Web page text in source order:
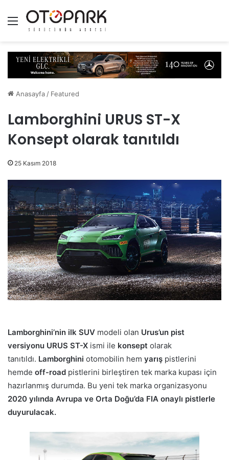
Menü
Anasayfa / Featured
Lamborghini URUS ST-X
Konsept olarak tanıtıldı
25 Kasım 2018
Lamborghini’nin ilk SUV modeli olan Urus’un pist
versiyonu URUS ST-X ismi ile konsept olarak
tanıtıldı. Lamborghini otomobilin hem yarış pistlerini
hemde off-road pistlerini birleştiren tek marka kupası için
hazırlanmış durumda. Bu yeni tek marka organizasyonu
2020 yılında Avrupa ve Orta Doğu’da FIA onaylı pistlerle
duyurulacak.